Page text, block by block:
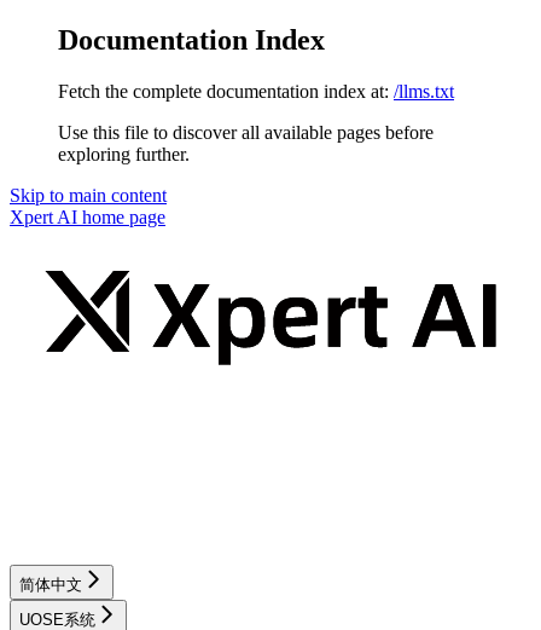
Documentation Index
Fetch the complete documentation index at: /llms.txt
Use this file to discover all available pages before
exploring further.
Skip to main content
Xpert AI home page
简体中文
UOSE系统